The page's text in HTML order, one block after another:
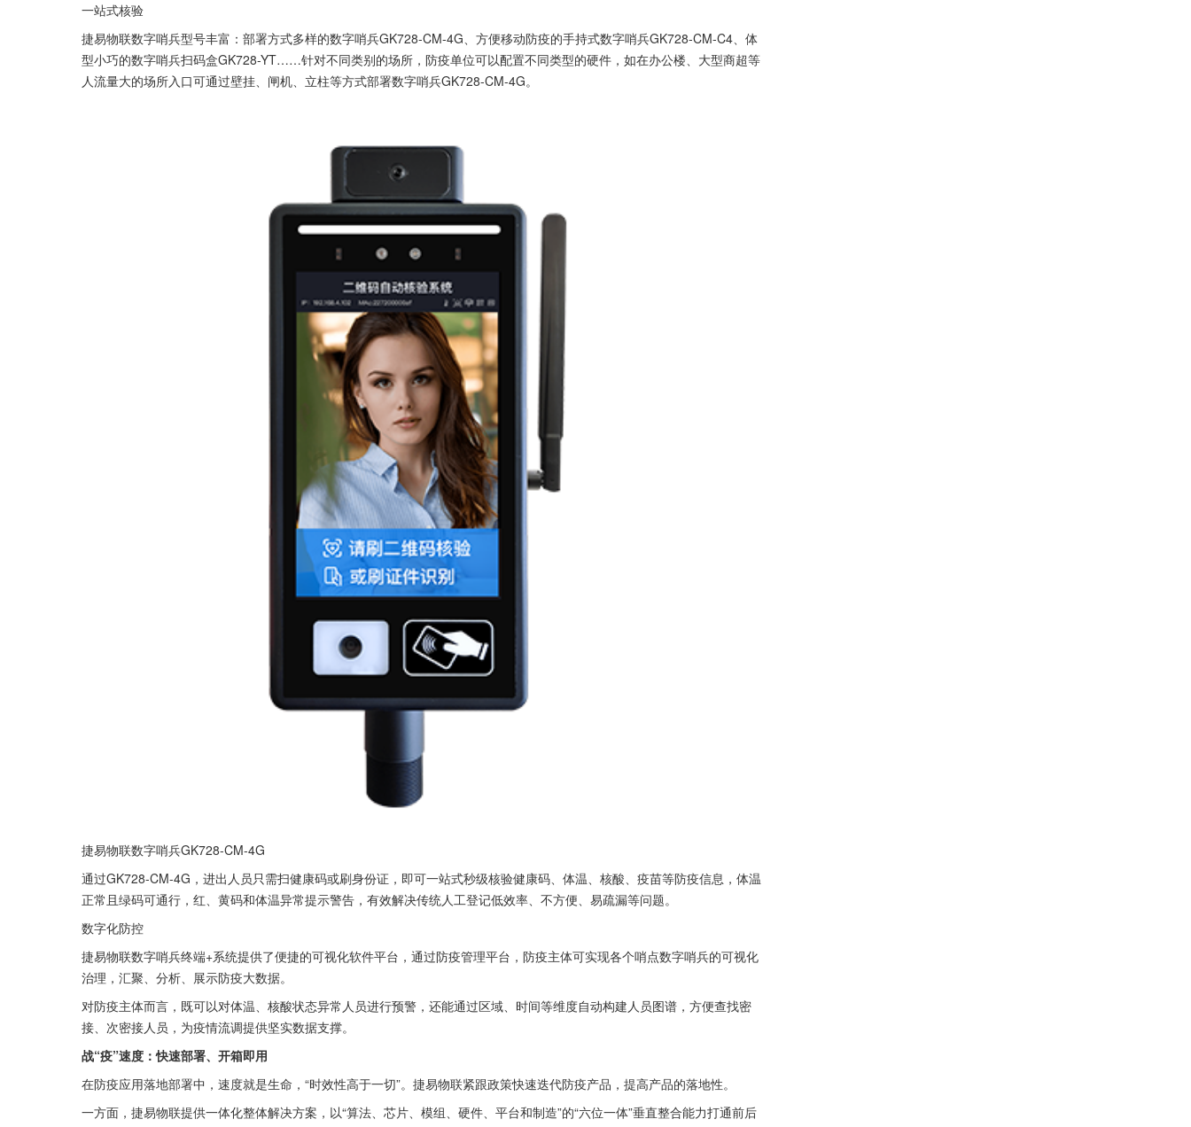
一站式核验
捷易物联数字哨兵型号丰富：部署方式多样的数字哨兵GK728-CM-4G、方便移动防疫的手持式数字哨兵GK728-CM-C4、体
型小巧的数字哨兵扫码盒GK728-YT……针对不同类别的场所，防疫单位可以配置不同类型的硬件，如在办公楼、大型商超等
人流量大的场所入口可通过壁挂、闸机、立柱等方式部署数字哨兵GK728-CM-4G。
捷易物联数字哨兵GK728-CM-4G
通过GK728-CM-4G，进出人员只需扫健康码或刷身份证，即可一站式秒级核验健康码、体温、核酸、疫苗等防疫信息，体温
正常且绿码可通行，红、黄码和体温异常提示警告，有效解决传统人工登记低效率、不方便、易疏漏等问题。
数字化防控
捷易物联数字哨兵终端+系统提供了便捷的可视化软件平台，通过防疫管理平台，防疫主体可实现各个哨点数字哨兵的可视化
治理，汇聚、分析、展示防疫大数据。
对防疫主体而言，既可以对体温、核酸状态异常人员进行预警，还能通过区域、时间等维度自动构建人员图谱，方便查找密
接、次密接人员，为疫情流调提供坚实数据支撑。
战“疫”速度：快速部署、开箱即用
在防疫应用落地部署中，速度就是生命，“时效性高于一切”。捷易物联紧跟政策快速迭代防疫产品，提高产品的落地性。
一方面，捷易物联提供一体化整体解决方案，以“算法、芯片、模组、硬件、平台和制造”的“六位一体”垂直整合能力打通前后